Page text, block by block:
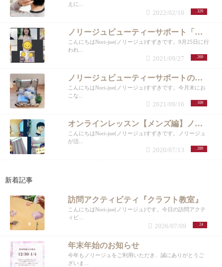
えに...
329
2022/02/10
ノリージュビューティーサポート「スキンケア編」
こんにちはNori-jue(ノリージュ)すずきです。9月25日に行
われ...
269
2021/09/27
ノリージュビューティーサポートの商材発送〜
こんにちはNori-jue(ノリージュ)すずきです。今月末にお
こな...
169
2021/09/16
オンラインレッスン【メンズ編】ノリージュビューティーサポート
こんにちはNori-jue(ノリージュ)すずきです。ノリージュ
が活...
289
2020/07/13
新着記事
訪問アクティビティ『クラフト教室』
こんにちはNori-jue(ノリージュ)です。今日の訪問アクテ
ィビ...
24
2026/07/09
年末年始のお知らせ
今年もノリージュをご利用いただき、誠にありがとうご
ざいま...